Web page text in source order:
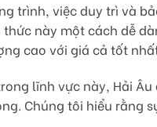
trình, việc duy trì và
này một cách dễ
cao với giá cả tốt
lĩnh vực này, Hải
Chúng tôi hiểu rằng